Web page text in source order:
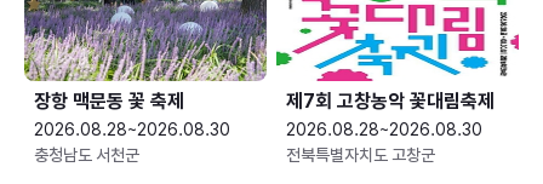
장항 맥문동 꽃 축제
2026.08.28~2026.08.30
충청남도 서천군
제7회 고창농악 꽃대림축제
2026.08.28~2026.08.30
전북특별자치도 고창군